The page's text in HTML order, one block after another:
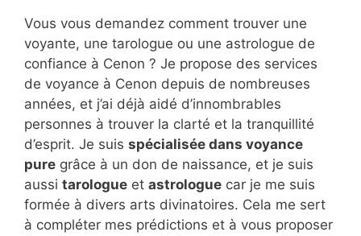
Vous vous demandez comment trouver une
voyante, une tarologue ou une astrologue de
confiance à Cenon ? Je propose des services
de voyance à Cenon depuis de nombreuses
années, et j’ai déjà aidé d’innombrables
personnes à trouver la clarté et la tranquillité
d’esprit. Je suis spécialisée dans voyance
pure grâce à un don de naissance, et je suis
aussi tarologue et astrologue car je me suis
formée à divers arts divinatoires. Cela me sert
à compléter mes prédictions et à vous proposer